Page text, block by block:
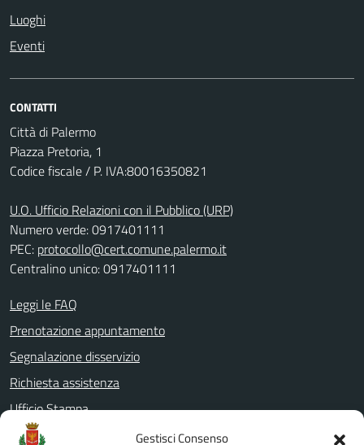
Gestisci Consenso
Luoghi
Eventi
CONTATTI
Città di Palermo
Piazza Pretoria, 1
Codice fiscale / P. IVA:80016350821
U.O. Ufficio Relazioni con il Pubblico (URP)
Numero verde: 0917401111
PEC: protocollo@cert.comune.palermo.it
Centralino unico: 0917401111
Leggi le FAQ
Prenotazione appuntamento
Segnalazione disservizio
Richiesta assistenza
Ufficio Stampa
Amministrazione Trasparente